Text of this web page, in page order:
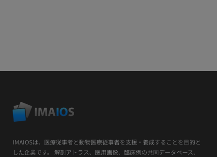
IMAIOSは、医療従事者と動物医療従事者を支援・養成することを目的と
した企業です。 解剖アトラス、医用画像、臨床例の共同データベース、